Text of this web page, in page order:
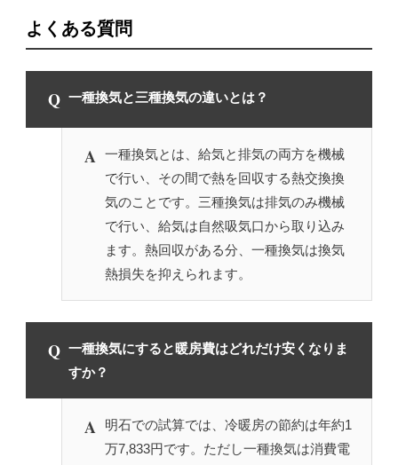
よくある質問
Q 一種換気と三種換気の違いとは？
A 一種換気とは、給気と排気の両方を機械
で行い、その間で熱を回収する熱交換換
気のことです。三種換気は排気のみ機械
で行い、給気は自然吸気口から取り込み
ます。熱回収がある分、一種換気は換気
熱損失を抑えられます。
Q 一種換気にすると暖房費はどれだけ安くなりま
すか？
A
明石での試算では、冷暖房の節約は年約1
万7,833円です。ただし一種換気は消費電